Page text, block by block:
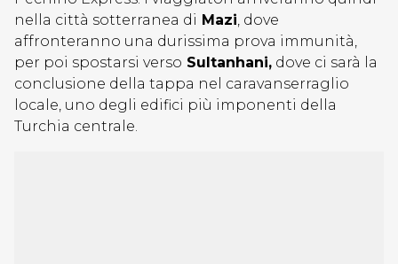
nella città sotterranea di Mazi, dove
affronteranno una durissima prova immunità,
per poi spostarsi verso Sultanhani, dove ci sarà la
conclusione della tappa nel caravanserraglio
locale, uno degli edifici più imponenti della
Turchia centrale.